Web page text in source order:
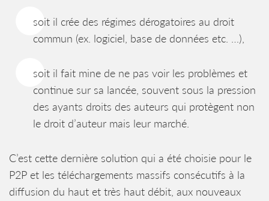
soit il crée des régimes dérogatoires au droit
commun (ex. logiciel, base de données etc. …),
soit il fait mine de ne pas voir les problèmes et
continue sur sa lancée, souvent sous la pression
des ayants droits des auteurs qui protègent non
le droit d’auteur mais leur marché.
C’est cette dernière solution qui a été choisie pour le
P2P et les téléchargements massifs consécutifs à la
diffusion du haut et très haut débit, aux nouveaux